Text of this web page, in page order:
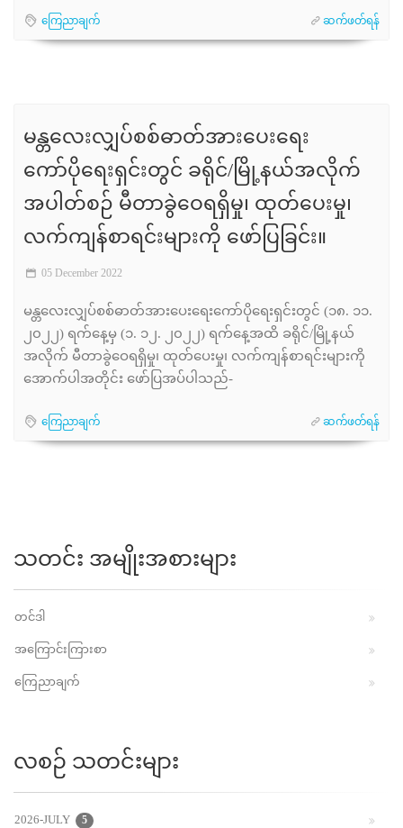
ကြေညာချက် ဆက်ဖတ်ရန်
မန္တလေးလျှပ်စစ်ဓာတ်အားပေးရေး
ကော်ပိုရေးရှင်းတွင် ခရိုင်/မြို့နယ်အလိုက်
အပါတ်စဉ် မီတာခွဲဝေရရှိမှု၊ ထုတ်ပေးမှု၊
လက်ကျန်စာရင်းများကို ဖော်ပြခြင်း။
05 December 2022
မန္တလေးလျှပ်စစ်ဓာတ်အားပေးရေးကော်ပိုရေးရှင်းတွင် (၁၈. ၁၁.
၂၀၂၂) ရက်နေ့မှ (၁. ၁၂. ၂၀၂၂) ရက်နေ့အထိ ခရိုင်/မြို့နယ်
အလိုက် မီတာခွဲဝေရရှိမှု၊ ထုတ်ပေးမှု၊ လက်ကျန်စာရင်းများကို
အောက်ပါအတိုင်း ဖော်ပြအပ်ပါသည်-
ကြေညာချက် ဆက်ဖတ်ရန်
သတင်း အမျိုးအစားများ
တင်ဒါ
အကြောင်းကြားစာ
ကြေညာချက်
လစဉ် သတင်းများ
2026-JULY 5